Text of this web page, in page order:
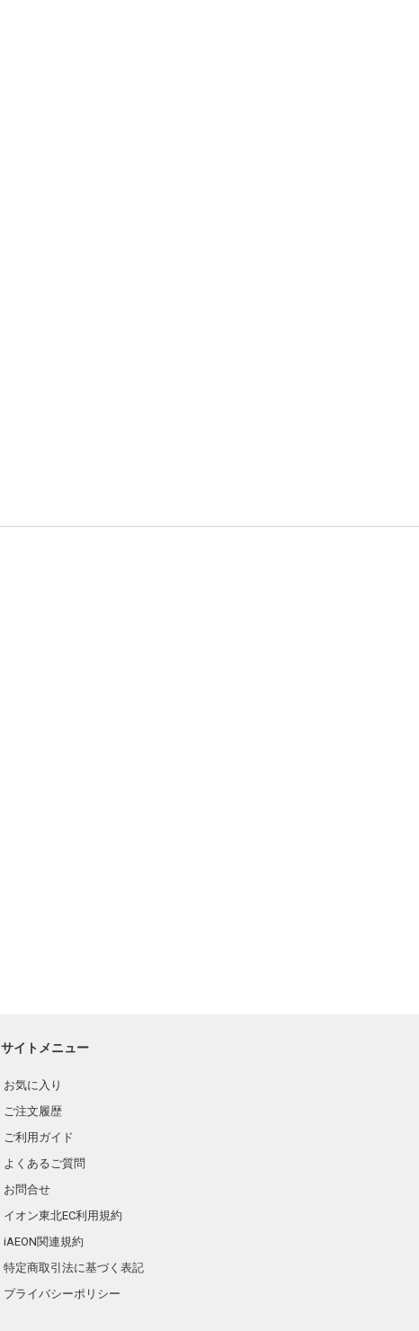
サイトメニュー
お気に入り
ご注文履歴
ご利用ガイド
よくあるご質問
お問合せ
イオン東北EC利用規約
iAEON関連規約
特定商取引法に基づく表記
プライバシーポリシー